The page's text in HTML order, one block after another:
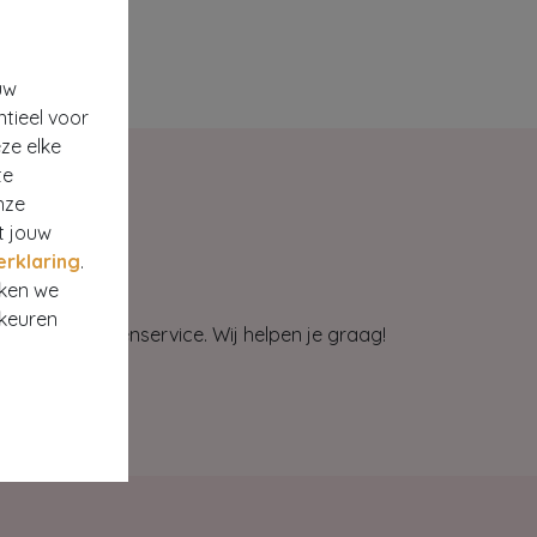
voor
elke
jouw
.
we
onze klantenservice. Wij helpen je graag!